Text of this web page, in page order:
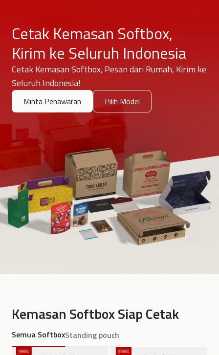
Cetak Kemasan Softbox,
Kirim ke Seluruh Indonesia
Cetak Kemasan Softbox, Pesan dari Rumah, Kirim ke
Seluruh Indonesia!
Minta Penawaran Pilih Model
Kemasan Softbox Siap Cetak
Standing pouch
Semua Softbox